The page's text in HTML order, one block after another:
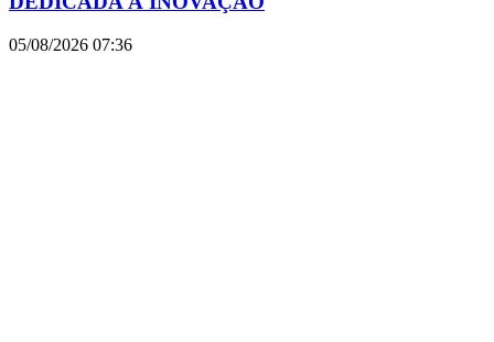
05/08/2026 07:36